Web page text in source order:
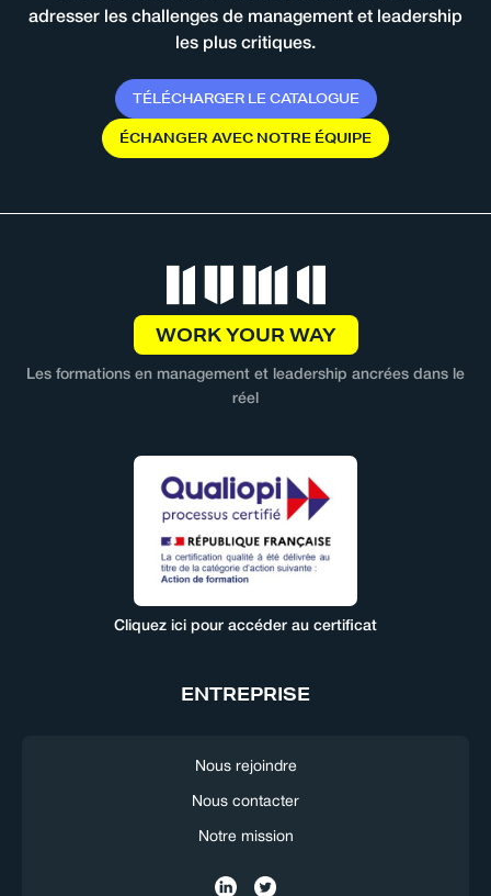
adresser les challenges de management et leadership
les plus critiques.
TÉLÉCHARGER LE CATALOGUE
ÉCHANGERAVEC NOTRE ÉQUIPE
WORK YOUR WAY
Les formations en management et leadership ancrées dans le
réel
Cliquez ici pour accéder au certificat
ENTREPRISE
Nous rejoindre
Nous contacter
Notre mission